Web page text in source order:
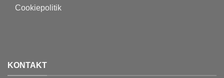
Cookiepolitik
KONTAKT